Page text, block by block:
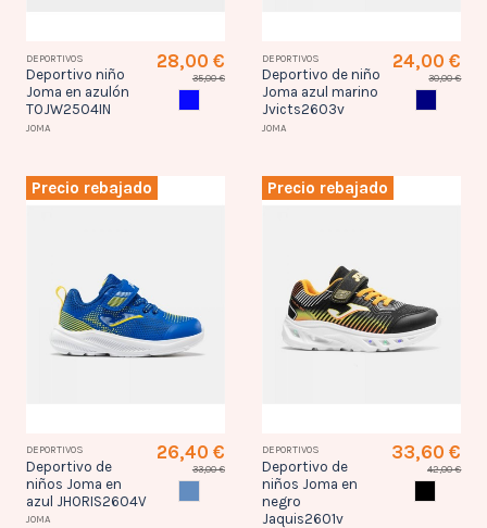
DEPORTIVOS
Deportivo niño
Joma en azulón
TOJW2504IN
JOMA
28,00 €
35,00 €
DEPORTIVOS
Deportivo de niño
Joma azul marino
Jvicts2603v
JOMA
24,00 €
30,00 €
Precio rebajado
DEPORTIVOS
Deportivo de
niños Joma en
azul JHORIS2604V
JOMA
26,40 €
33,00 €
Precio rebajado
DEPORTIVOS
Deportivo de
niños Joma en
negro
Jaquis2601v
33,60 €
42,00 €